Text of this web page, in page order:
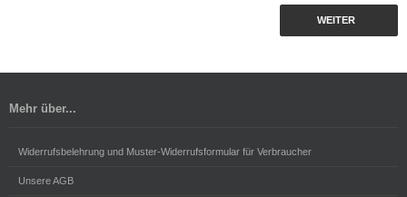
WEITER
Mehr über...
Widerrufsbelehrung und Muster-Widerrufsformular für Verbraucher
Unsere AGB